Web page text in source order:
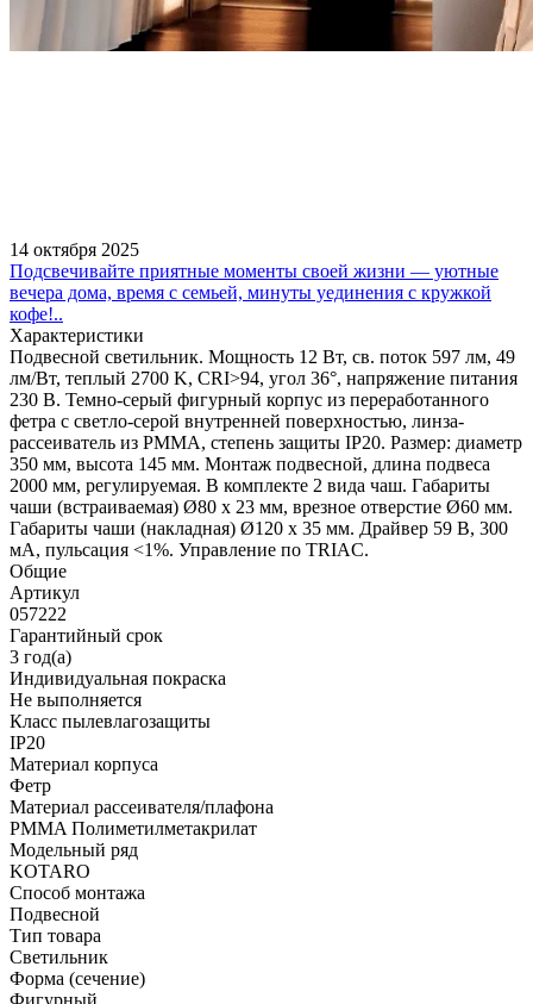
14 октября 2025
Подсвечивайте приятные моменты своей жизни — уютные
вечера дома, время с семьей, минуты уединения с кружкой
кофе!..
Характеристики
Подвесной светильник. Мощность 12 Вт, св. поток 597 лм, 49
лм/Вт, теплый 2700 K, CRI>94, угол 36°, напряжение питания
230 В. Темно-серый фигурный корпус из переработанного
фетра с светло-серой внутренней поверхностью, линза-
рассеиватель из PMMA, степень защиты IP20. Размер: диаметр
350 мм, высота 145 мм. Монтаж подвесной, длина подвеса
2000 мм, регулируемая. В комплекте 2 вида чаш. Габариты
чаши (встраиваемая) Ø80 х 23 мм, врезное отверстие Ø60 мм.
Габариты чаши (накладная) Ø120 x 35 мм. Драйвер 59 В, 300
мА, пульсация <1%. Управление по TRIAC.
Общие
Артикул
057222
Гарантийный срок
3 год(а)
Индивидуальная покраска
Не выполняется
Класс пылевлагозащиты
IP20
Материал корпуса
Фетр
Материал рассеивателя/плафона
PMMA Полиметилметакрилат
Модельный ряд
KOTARO
Способ монтажа
Подвесной
Тип товара
Светильник
Форма (сечение)
Фигурный